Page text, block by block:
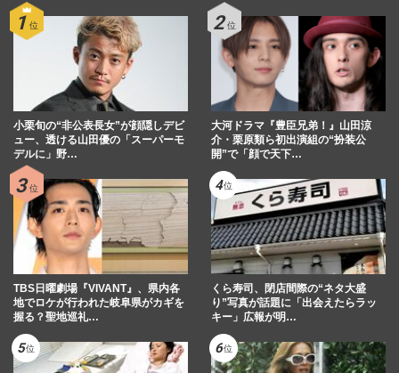
小栗旬の“非公表長女”が顔隠しデビ
ュー、透ける山田優の「スーパーモ
デルに」野…
大河ドラマ『豊臣兄弟！』山田涼
介・栗原類ら初出演組の“扮装公
開”で「顔で天下…
TBS日曜劇場『VIVANT』、県内各
地でロケが行われた岐阜県がカギを
握る？聖地巡礼…
くら寿司、閉店間際の“ネタ大盛
り”写真が話題に「出会えたらラッ
キー」広報が明…